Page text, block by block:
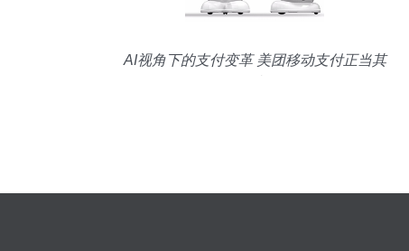
AI视角下的支付变革 美团移动支付正当其